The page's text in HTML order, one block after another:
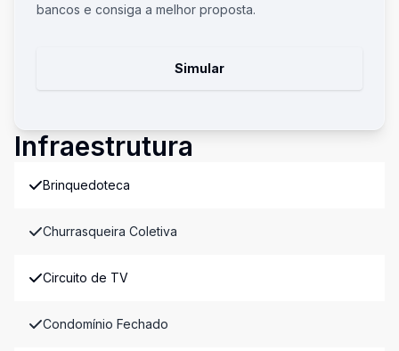
bancos e consiga a melhor proposta.
Simular
Infraestrutura
Brinquedoteca
Churrasqueira Coletiva
Circuito de TV
Condomínio Fechado